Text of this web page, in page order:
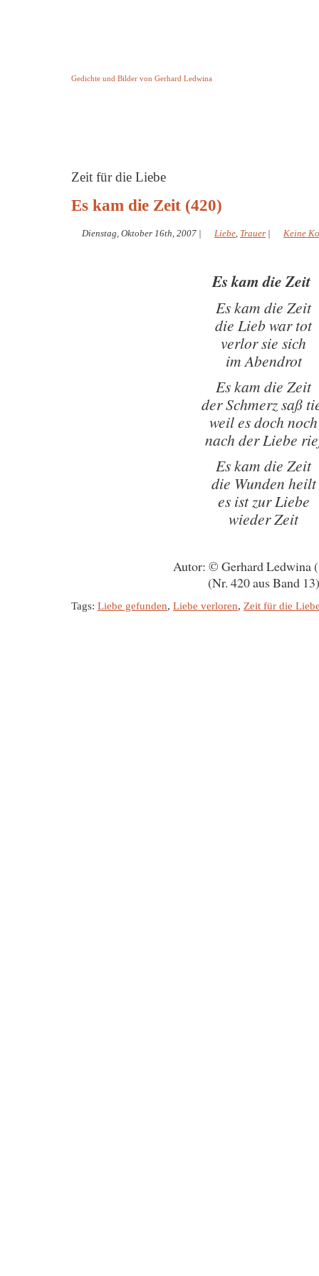
Gedichte und Bilder von Gerhard Ledwina
Zeit für die Liebe
Es kam die Zeit (420)
Dienstag, Oktober 16th, 2007 | Liebe, Trauer | Keine
Es kam die Zeit
Es kam die Zeit
die Lieb war tot
verlor sie sich
im Abendrot
Es kam die Zeit
der Schmerz saß
weil es doch noch
nach der Liebe
Es kam die Zeit
die Wunden heilt
es ist zur Liebe
wieder Zeit
Autor: © Gerhard Ledwina
(Nr. 420 aus Band 13)
Tags: Liebe gefunden, Liebe verloren, Zeit für die